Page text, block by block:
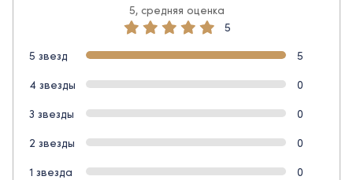
5, средняя оценка
5
5 звезд
5
4 звезды
0
3 звезды
0
2 звезды
0
1 звезда
0